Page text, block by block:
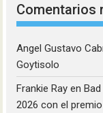
Comentarios
Angel Gustavo
Goytisolo
Frankie Ray en
2026 con el